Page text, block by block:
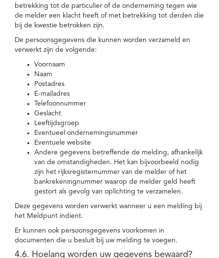
betrekking tot de particulier of de onderneming tegen wie
de melder een klacht heeft of met betrekking tot derden die
bij de kwestie betrokken zijn.
De persoonsgegevens die kunnen worden verzameld en
verwerkt zijn de volgende:
Voornaam
Naam
Postadres
E-mailadres
Telefoonnummer
Geslacht
Leeftijdsgroep
Eventueel ondernemingsnummer
Eventuele website
Andere gegevens betreffende de melding, afhankelijk
van de omstandigheden. Het kan bijvoorbeeld nodig
zijn het rijksregisternummer van de melder of het
bankrekeningnummer waarop de melder geld heeft
gestort als gevolg van oplichting te verzamelen.
Deze gegevens worden verwerkt wanneer u een melding bij
het Meldpunt indient.
Er kunnen ook persoonsgegevens voorkomen in
documenten die u besluit bij uw melding te voegen.
4.6. Hoelang worden uw gegevens bewaard?